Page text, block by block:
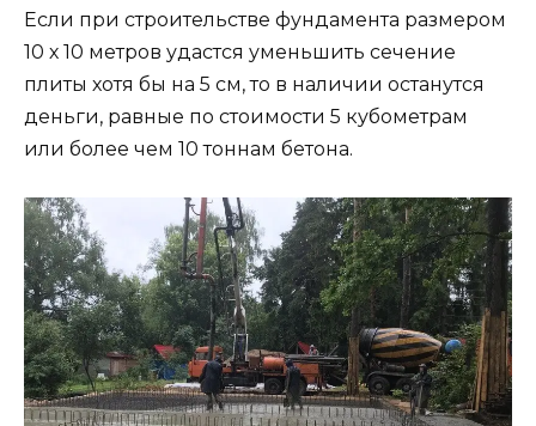
Если при строительстве фундамента размером
10 х 10 метров удастся уменьшить сечение
плиты хотя бы на 5 см, то в наличии останутся
деньги, равные по стоимости 5 кубометрам
или более чем 10 тоннам бетона.